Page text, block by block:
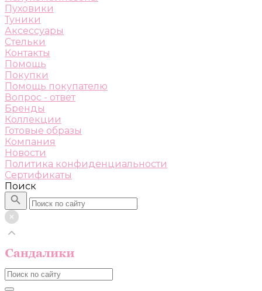
Пуховики
Туники
Аксессуары
Стельки
Контакты
Помощь
Покупки
Помощь покупателю
Вопрос - ответ
Бренды
Коллекции
Готовые образы
Компания
Новости
Политика конфиденциальности
Сертификаты
Поиск